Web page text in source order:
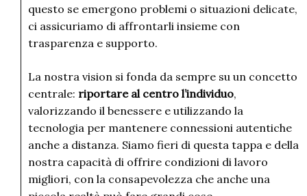
questo se emergono problemi o situazioni delicate,
ci assicuriamo di affrontarli insieme con
trasparenza e supporto.
La nostra vision si fonda da sempre su un concetto
centrale: riportare al centro l’individuo,
valorizzando il benessere e utilizzando la
tecnologia per mantenere connessioni autentiche
anche a distanza. Siamo fieri di questa tappa e della
nostra capacità di offrire condizioni di lavoro
migliori, con la consapevolezza che anche una